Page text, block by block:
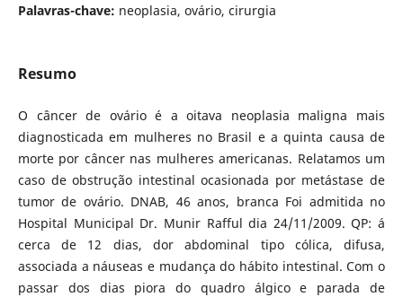
Palavras-chave: neoplasia, ovário, cirurgia
Resumo
O câncer de ovário é a oitava neoplasia maligna mais
diagnosticada em mulheres no Brasil e a quinta causa de
morte por câncer nas mulheres americanas. Relatamos um
caso de obstrução intestinal ocasionada por metástase de
tumor de ovário. DNAB, 46 anos, branca Foi admitida no
Hospital Municipal Dr. Munir Rafful dia 24/11/2009. QP: á
cerca de 12 dias, dor abdominal tipo cólica, difusa,
associada a náuseas e mudança do hábito intestinal. Com o
passar dos dias piora do quadro álgico e parada de